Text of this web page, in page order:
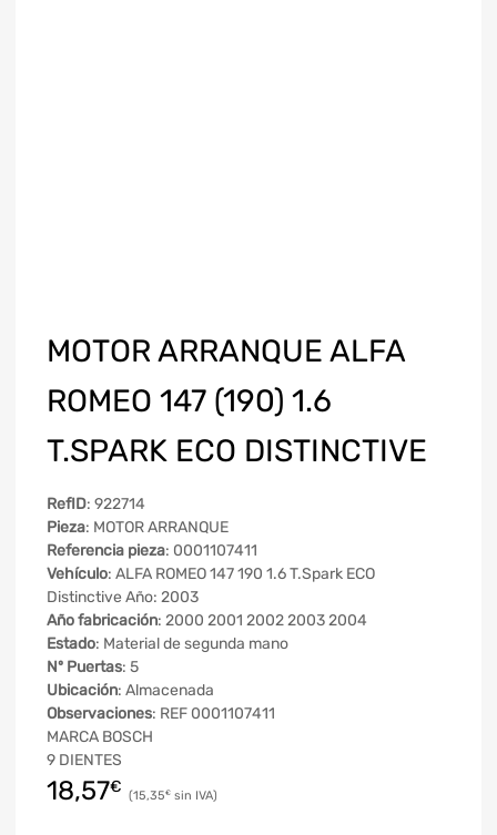
MOTOR ARRANQUE ALFA
ROMEO 147 (190) 1.6
T.SPARK ECO DISTINCTIVE
RefID: 922714
Pieza: MOTOR ARRANQUE
Referencia pieza: 0001107411
Vehículo: ALFA ROMEO 147 190 1.6 T.Spark ECO
Distinctive Año: 2003
Año fabricación: 2000 2001 2002 2003 2004
Estado: Material de segunda mano
Nº Puertas: 5
Ubicación: Almacenada
Observaciones: REF 0001107411
MARCA BOSCH
9 DIENTES
18,57€ 15,35€